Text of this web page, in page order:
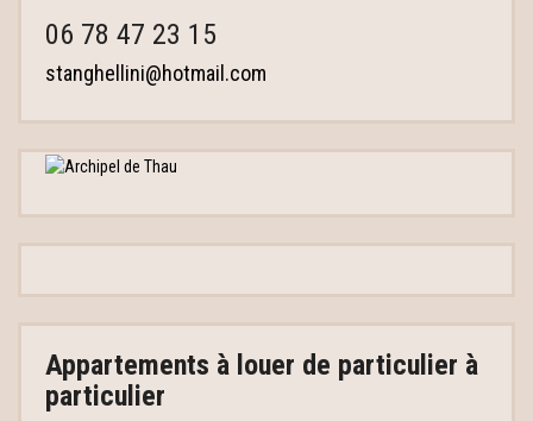
06 78 47 23 15
stanghellini@hotmail.com
Appartements à louer de particulier à
particulier